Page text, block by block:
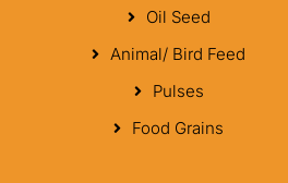
Oil Seed
Animal/ Bird Feed
Pulses
Food Grains